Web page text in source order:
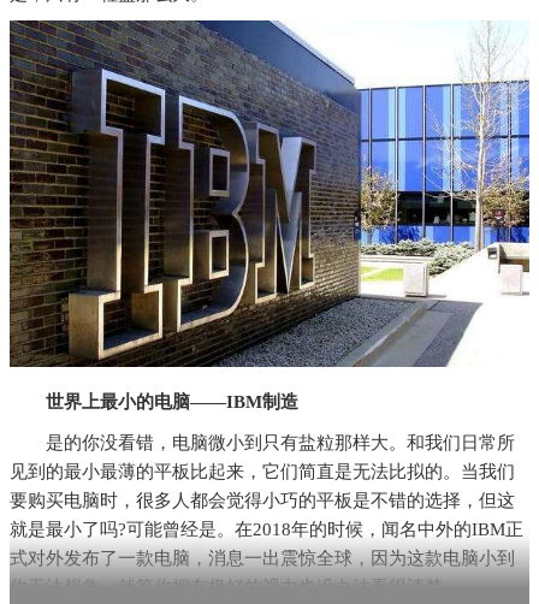
世界上最小的电脑——IBM制造
是的你没看错，电脑微小到只有盐粒那样大。和我们日常所
见到的最小最薄的平板比起来，它们简直是无法比拟的。当我们
要购买电脑时，很多人都会觉得小巧的平板是不错的选择，但这
就是最小了吗?可能曾经是。在2018年的时候，闻名中外的IBM正
式对外发布了一款电脑，消息一出震惊全球，因为这款电脑小到
你无法想象，就算你拥有极好的视力也没办法看得清楚。